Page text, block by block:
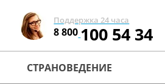
Поддержка 24 часа
8 800100 54 34
СТРАНОВЕДЕНИЕ